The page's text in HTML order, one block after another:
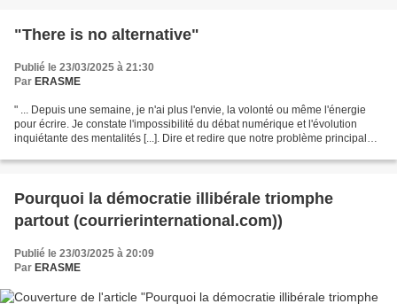
"There is no alternative"
Publié le 23/03/2025 à 21:30
Par ERASME
" ... Depuis une semaine, je n'ai plus l'envie, la volonté ou même l'énergie
pour écrire. Je constate l'impossibilité du débat numérique et l'évolution
inquiétante des mentalités [...]. Dire et redire que notre problème principal
Pourquoi la démocratie illibérale triomphe
partout (courrierinternational.com))
Publié le 23/03/2025 à 20:09
Par ERASME